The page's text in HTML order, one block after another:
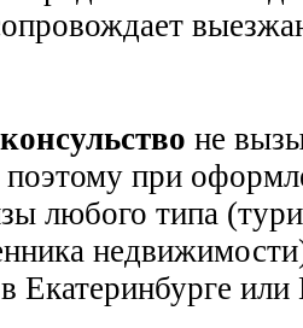
не
поэтому при
любого типа
Екатеринбурге